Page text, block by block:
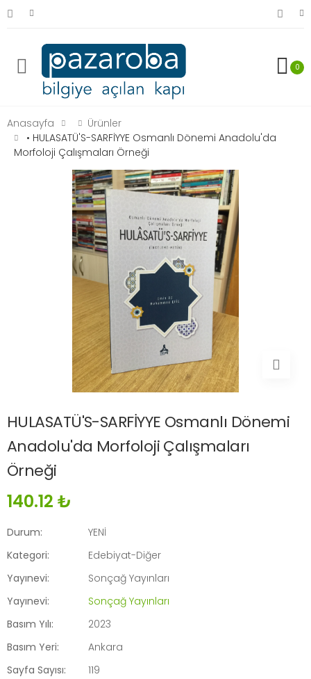
0
Anasayfa
Ürünler
• HULASATÜ'S-SARFİYYE Osmanlı Dönemi Anadolu'da
Morfoloji Çalışmaları Örneği
HULASATÜ'S-SARFİYYE Osmanlı Dönemi
Anadolu'da Morfoloji Çalışmaları
Örneği
140.12 ₺
Durum:
YENİ
Kategori:
Edebiyat-Diğer
Yayınevi:
Sonçağ Yayınları
Yayınevi:
Sonçağ Yayınları
Basım Yılı:
2023
Basım Yeri:
Ankara
Sayfa Sayısı:
119